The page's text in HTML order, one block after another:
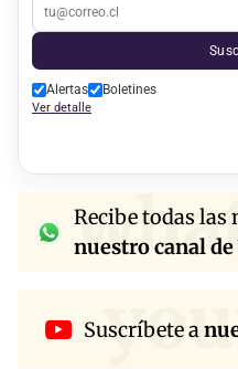
Alertas Boletines
Ver detalle
Recibe todas las
nuestro canal
Suscríbete a